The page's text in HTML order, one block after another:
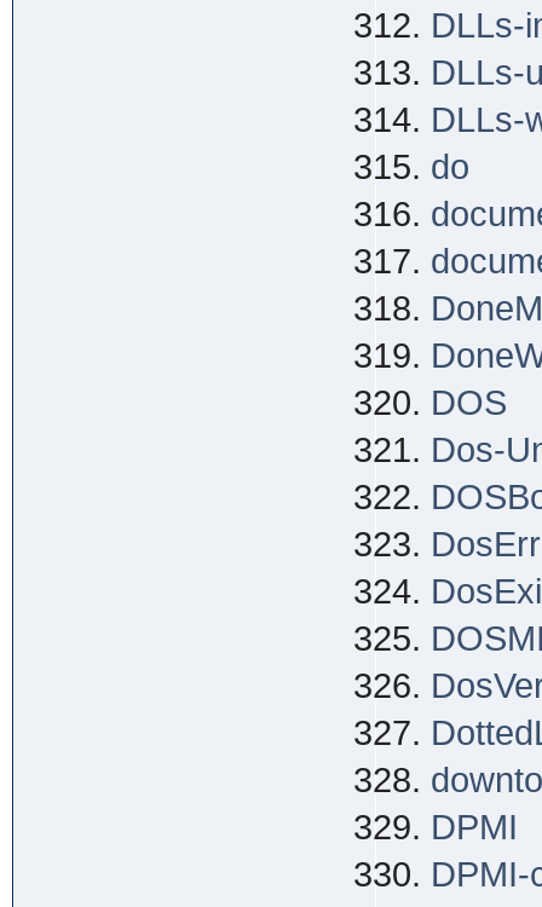
DLLs-
DLLs-
DLLs-
do
DOS
Dos-
downto
DPMI
DPMI-